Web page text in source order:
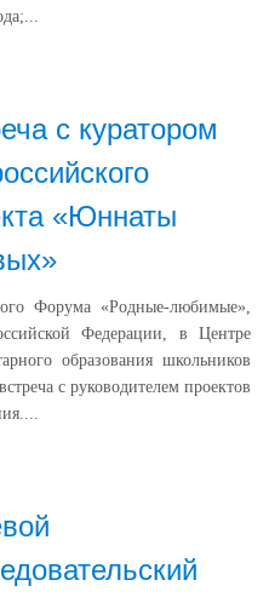
с куратором
«Юннаты
Форума «Родные-любимые»,
Федерации, в Центре
образования школьников
с руководителем проектов